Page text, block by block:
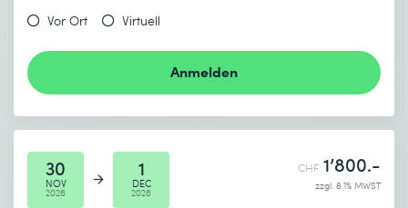
Vor Ort Virtuell
Anmelden
30
NOV
2026
1
DEC
2026
CHF 1’800.-
zzgl. 8.1% MWST